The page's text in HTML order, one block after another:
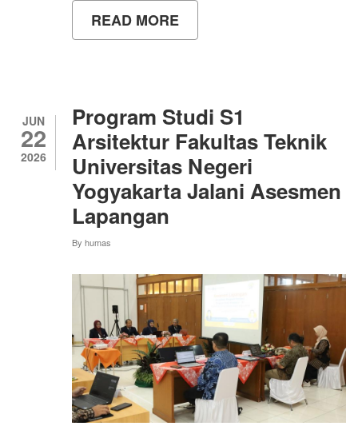
READ MORE
ASESMEN
STUDI
S1
PENDIDIKAN
TEKNIK
INFORMATIKA
FAKULTAS
TEKNIK
JUN
22
2026
Program Studi S1
Arsitektur Fakultas Teknik
Universitas Negeri
Yogyakarta Jalani Asesmen
Lapangan
By humas